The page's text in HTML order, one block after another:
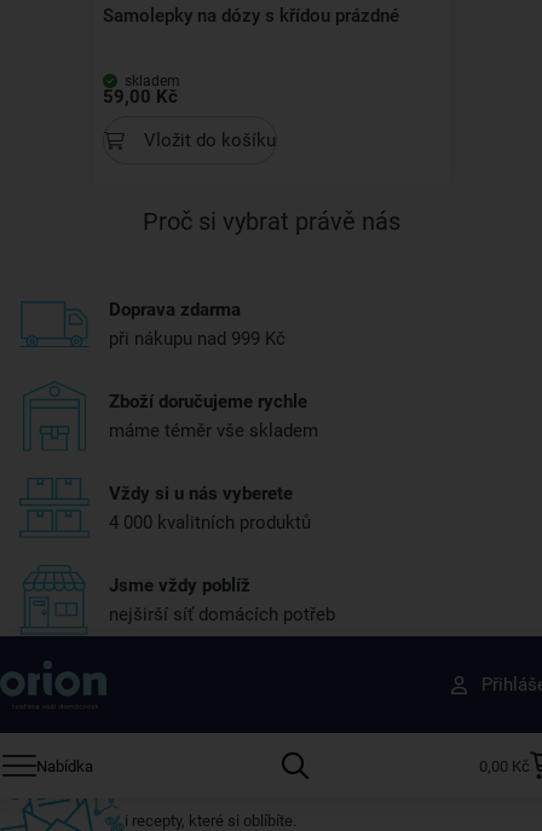
Samolepky na dózy s křídou prázdné
skladem
59,00 Kč
Vložit do košíku
Proč si vybrat právě nás
Doprava zdarma
při nákupu nad 999 Kč
Zboží doručujeme rychle
máme téměr vše skladem
Vždy si u nás vyberete
4 000 kvalitních produktů
Jsme vždy poblíž
nejširší síť domácích potřeb
Nabídka 0,00 Kč
Získejte rady, recepty a tipy na slevy dřív než
ostatní
Přihlaste se k odběru našeho newsletteru.
i recepty, které si oblíbíte.